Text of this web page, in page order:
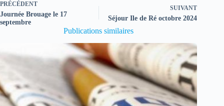
PRÉCÉDENT
Journée Brouage le 17
septembre
SUIVANT
Séjour Ile de Ré octobre 2024
Publications similaires